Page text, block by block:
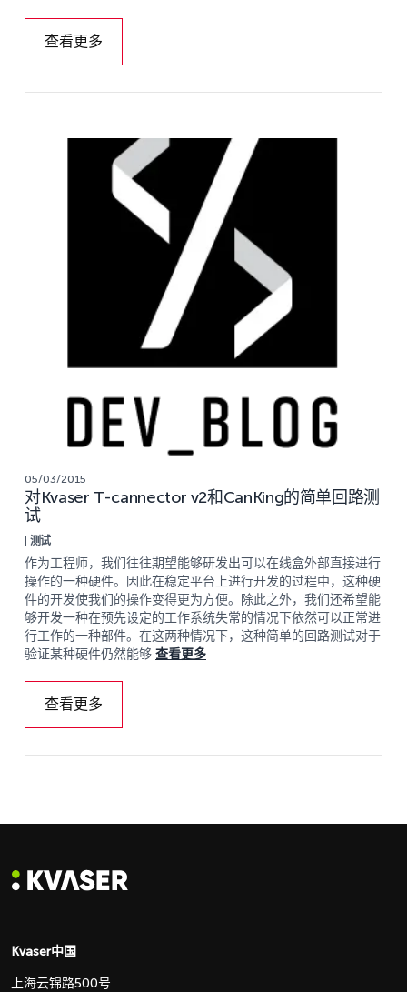
查看更多
05/03/2015
对Kvaser T-cannector v2和CanKing的简单回路测
试
| 测试
作为工程师，我们往往期望能够研发出可以在线盒外部直接进行
操作的一种硬件。因此在稳定平台上进行开发的过程中，这种硬
件的开发使我们的操作变得更为方便。除此之外，我们还希望能
够开发一种在预先设定的工作系统失常的情况下依然可以正常进
行工作的一种部件。在这两种情况下，这种简单的回路测试对于
验证某种硬件仍然能够 查看更多
查看更多
Kvaser中国
上海云锦路500号